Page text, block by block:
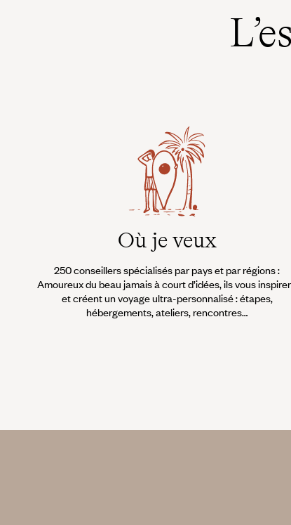
Où je veux
250 conseillers spécialisés par pays et par régions :
Amoureux du beau jamais à court d’idées, ils vous
et créent un voyage ultra-personnalisé : étapes,
hébergements, ateliers, rencontres…